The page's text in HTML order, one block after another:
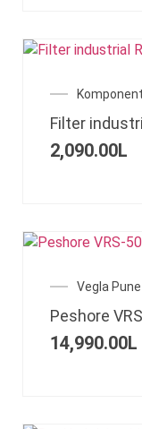
Filter
2,090.00L
Vegla
Peshore
14,990.00L